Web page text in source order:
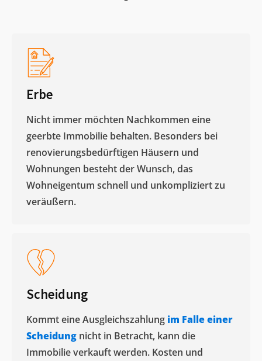
Erbe
Nicht immer möchten Nachkommen eine
geerbte Immobilie behalten. Besonders bei
renovierungsbedürftigen Häusern und
Wohnungen besteht der Wunsch, das
Wohneigentum schnell und unkompliziert zu
veräußern. ​
Scheidung
Kommt eine Ausgleichszahlung im Falle einer
Scheidung nicht in Betracht, kann die
Immobilie verkauft werden. Kosten und